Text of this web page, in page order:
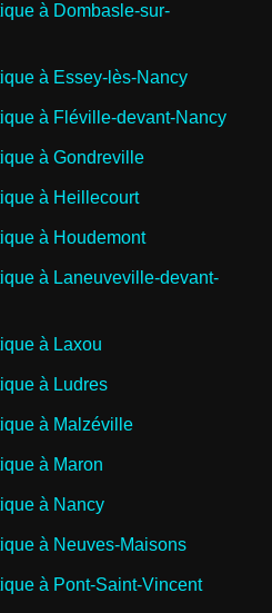
à Dombasle-sur-
à Essey-lès-Nancy
à Fléville-devant-Nancy
à Gondreville
à Heillecourt
à Houdemont
à Laneuveville-devant-
à Laxou
à Ludres
à Malzéville
à Maron
à Nancy
à Neuves-Maisons
à Pont-Saint-Vincent